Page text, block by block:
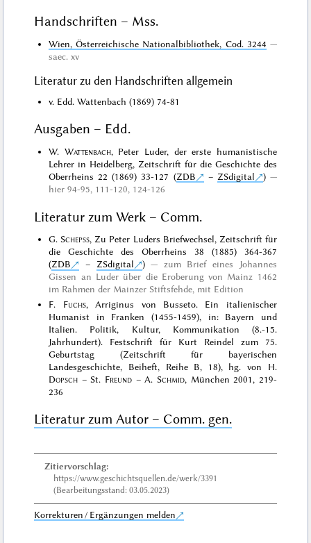
Handschriften – Mss.
Wien, Österreichische Nationalbibliothek, Cod. 3244
saec. xv
Literatur zu den Handschriften allgemein
v. Edd. Wattenbach (1869) 74-81
Ausgaben – Edd.
W. Wattenbach, Peter Luder, der erste humanistische
Lehrer in Heidelberg, Zeitschrift für die Geschichte des
Oberrheins 22 (1869) 33-127 (ZDB – ZSdigital
)
hier 94-95, 111-120, 124-126
Literatur zum Werk – Comm.
G.Schepss, Zu Peter Luders Briefwechsel, Zeitschrift für
die Geschichte des Oberrheins 38 (1885) 364-367
(ZDB – ZSdigital )
zum Brief eines Johannes
Gissen an Luder über die Eroberung von Mainz 1462
im Rahmen der Mainzer Stiftsfehde, mit Edition
F. Fuchs, Arriginus von Busseto. Ein italienischer
Humanist in Franken (1455-1459), in: Bayern und
Italien. Politik, Kultur, Kommunikation (8.-15.
Jahrhundert). Festschrift für Kurt Reindel zum 75.
Geburtstag (Zeitschrift für bayerischen
Landesgeschichte, Beiheft, Reihe B, 18), hg. von H.
Dopsch – St. Freund – A. Schmid, München 2001, 219-
236
Literatur zum Autor – Comm. gen.
Zitiervorschlag:
https://www.geschichtsquellen.de/werk/3391
(Bearbeitungsstand: 03.05.2023)
Korrekturen / Ergänzungen melden